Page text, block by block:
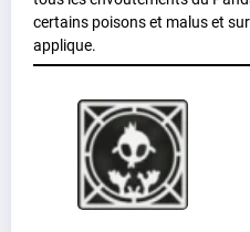
certains poisons et malus et
applique.